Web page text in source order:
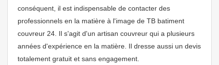
conséquent, il est indispensable de contacter des
professionnels en la matière à l'image de TB batiment
couvreur 24. Il s'agit d'un artisan couvreur qui a plusieurs
années d'expérience en la matière. Il dresse aussi un devis
totalement gratuit et sans engagement.